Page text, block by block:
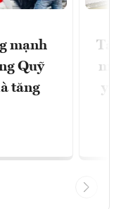
mạnh
Quỹ
tăng